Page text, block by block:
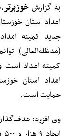
به گزارش خوزبرتر،
امداد استان
جدید کمیته
(مدظله‌العالی)
کمیته امداد است
امداد استان
حمایت است.
وی افزود: